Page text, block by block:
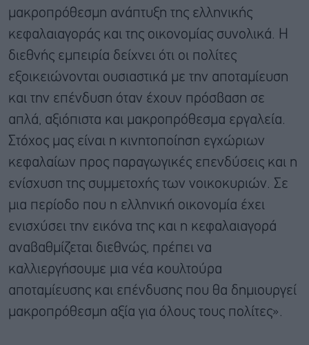
μακροπρόθεσμη ανάπτυξη της ελληνικής
κεφαλαιαγοράς και της οικονομίας συνολικά. Η
διεθνής εμπειρία δείχνει ότι οι πολίτες
εξοικειώνονται ουσιαστικά με την αποταμίευση
και την επένδυση όταν έχουν πρόσβαση σε
απλά, αξιόπιστα και μακροπρόθεσμα εργαλεία.
Στόχος μας είναι η κινητοποίηση εγχώριων
κεφαλαίων προς παραγωγικές επενδύσεις και η
ενίσχυση της συμμετοχής των νοικοκυριών. Σε
μια περίοδο που η ελληνική οικονομία έχει
ενισχύσει την εικόνα της και η κεφαλαιαγορά
αναβαθμίζεται διεθνώς, πρέπει να
καλλιεργήσουμε μια νέα κουλτούρα
αποταμίευσης και επένδυσης που θα δημιουργεί
μακροπρόθεσμη αξία για όλους τους πολίτες».